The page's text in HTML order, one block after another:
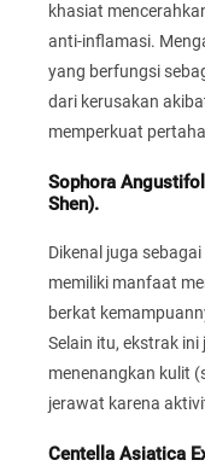
khasiat
anti-inflamasi.
yang berfungsi
dari kerusakan
memperkuat
Sophora
Shen).
Dikenal juga
memiliki manfaat
berkat
Selain itu, ekstrak
menenangkan kulit
jerawat karena
Centella Asiatica